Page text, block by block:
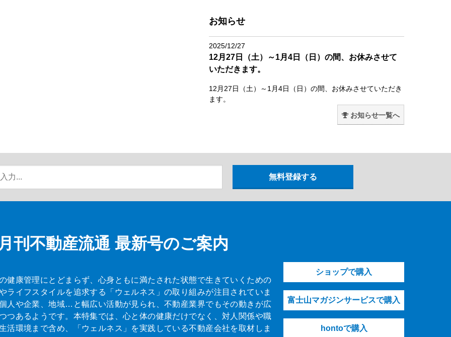
お知らせ
2025/12/27
12月27日（土）～1月4日（日）の間、お休みさせて
いただきます。
12月27日（土）～1月4日（日）の間、お休みさせていただき
ます。
お知らせ一覧へ
月刊不動産流通 最新号のご案内
健康管理にとどまらず、心身ともに満たされた状態で生きていくための
ライフスタイルを追求する「ウェルネス」の取り組みが注目されていま
人や企業、地域…と幅広い活動が見られ、不動産業界でもその動きが広
つあるようです。本特集では、心と体の健康だけでなく、対人関係や職
活環境まで含め、「ウェルネス」を実践している不動産会社を取材しま
ショップで購入
富士山マガジンサービスで購入
hontoで購入